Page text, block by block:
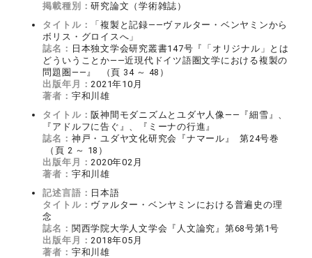
掲載種別：研究論文（学術雑誌）
タイトル：
「複製と記録――ヴァルター・ベンヤミンから
ボリス・グロイスへ」
誌名： 日本独文学会研究叢書147号『「オリジナル」とは
どういうことか――近現代ドイツ語圏文学における複製の
問題圏――』 （頁 34 ～ 48）
出版年月：2021年10月
著者： 宇和川雄
タイトル： 阪神間モダニズムとユダヤ人像――『細雪』、
『アドルフに告ぐ』、『ミーナの行進』
誌名： 神戸・ユダヤ文化研究会『ナマール』 第24号巻
（頁 2 ～ 18）
出版年月：2020年02月
著者： 宇和川雄
記述言語： 日本語
タイトル： ヴァルター・ベンヤミンにおける普遍史の理
念
誌名： 関西学院大学人文学会『人文論究』第68号第1号
出版年月：2018年05月
著者： 宇和川雄